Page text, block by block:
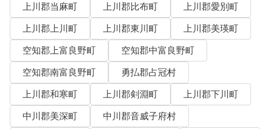
上川郡当麻町
上川郡比布町
上川郡愛別町
上川郡上川町
上川郡東川町
上川郡美瑛町
空知郡上富良野町
空知郡中富良野町
空知郡南富良野町
勇払郡占冠村
上川郡和寒町
上川郡剣淵町
上川郡下川町
中川郡美深町
中川郡音威子府村